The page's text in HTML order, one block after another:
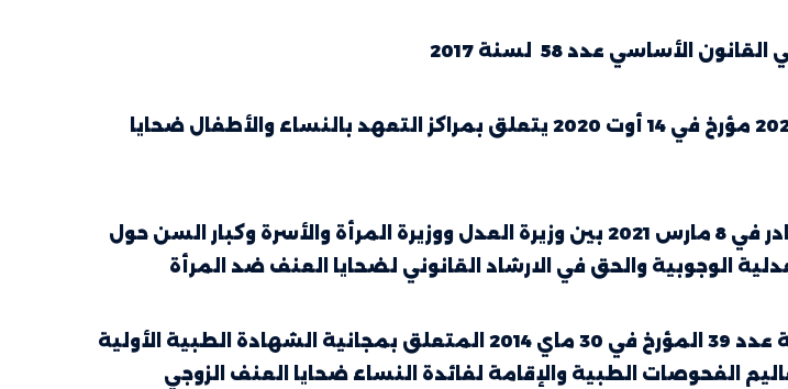
الأساسي عدد 58 لسنة 2017
أمر حكومي عدد 582 لسنة 2020 مؤرخ في 14 أوت 2020 يتعلق بمراكز التعهد بالنساء والأطفال ضحايا
منشور مشترك عدد 183 الصادر في 8 مارس 2021 بين وزيرة العدل ووزيرة المرأة والأسرة وكبار السن حول
الوجوبية والحق في الارشاد القانوني لضحايا العنف ضد المرأة
منشور وزير الصحة العمومية عدد 39 المؤرخ في 30 ماي 2014 المتعلق بمجانية الشهادة الطبية الأولية
الفحوصات الطبية والإقامة لفائدة النساء ضحايا العنف الزوجي